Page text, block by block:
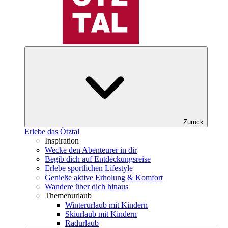
Zurück
Erlebe das Ötztal
Inspiration
Wecke den Abenteurer in dir
Begib dich auf Entdeckungsreise
Erlebe sportlichen Lifestyle
Genieße aktive Erholung & Komfort
Wandere über dich hinaus
Themenurlaub
Winterurlaub mit Kindern
Skiurlaub mit Kindern
Radurlaub